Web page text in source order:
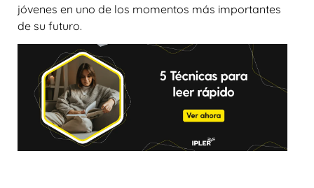
jóvenes en uno de los momentos más importantes
de su futuro.